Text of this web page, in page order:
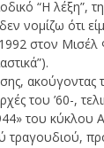
“Η λέξη”,
νομίζω ότι
1992 στον
του ’60-,
του κύκλου